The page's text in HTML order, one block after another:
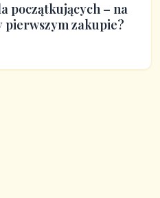
początkujących – na
pierwszym zakupie?